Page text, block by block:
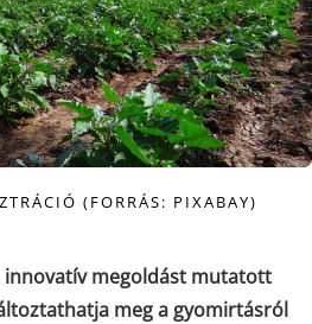
(FORRÁS: PIXABAY)
innovatív megoldást mutatott
meg a gyomirtásról